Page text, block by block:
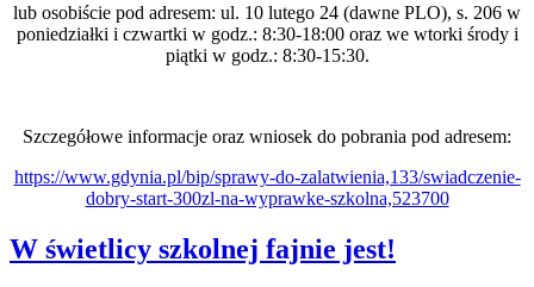
lub osobiście pod adresem: ul. 10 lutego 24 (dawne PLO), s. 206 w
poniedziałki i czwartki w godz.: 8:30-18:00 oraz we wtorki środy i
piątki w godz.: 8:30-15:30.
Szczegółowe informacje oraz wniosek do pobrania pod adresem:
https://www.gdynia.pl/bip/sprawy-do-zalatwienia,133/swiadczenie-
dobry-start-300zl-na-wyprawke-szkolna,523700
W świetlicy szkolnej fajnie jest!